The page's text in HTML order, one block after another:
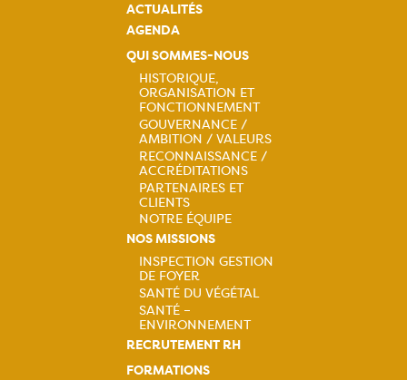
ACTUALITÉS
AGENDA
QUI SOMMES-NOUS
Navigation
principale
HISTORIQUE,
ORGANISATION ET
FONCTIONNEMENT
GOUVERNANCE /
AMBITION / VALEURS
RECONNAISSANCE /
ACCRÉDITATIONS
PARTENAIRES ET
CLIENTS
NOTRE ÉQUIPE
NOS MISSIONS
Navigation
principale
INSPECTION GESTION
DE FOYER
SANTÉ DU VÉGÉTAL
SANTÉ –
ENVIRONNEMENT
RECRUTEMENT RH
FORMATIONS